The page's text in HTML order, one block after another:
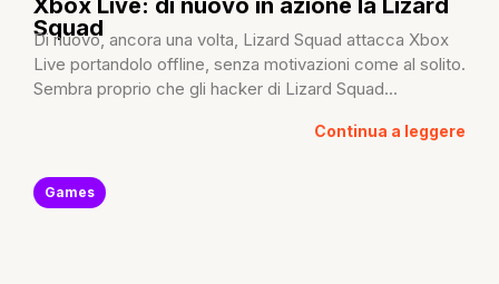
Xbox Live: di nuovo in azione la Lizard
Squad
Di nuovo, ancora una volta, Lizard Squad attacca Xbox
Live portandolo offline, senza motivazioni come al solito.
Sembra proprio che gli hacker di Lizard Squad...
Continua a leggere
Games